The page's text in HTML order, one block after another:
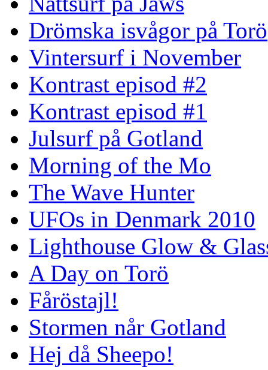
Drömska isvågor på Torö
Vintersurf i November
Kontrast episod #2
Kontrast episod #1
Julsurf på Gotland
Morning of the Mo
The Wave Hunter
UFOs in Denmark 2010
Lighthouse Glow &
A Day on Torö
Fåröstajl!
Stormen når Gotland
Hej då Sheepo!